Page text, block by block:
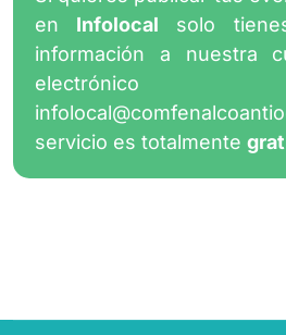
en Infolocal solo
información a nuestra
electrónico
servicio es totalmente